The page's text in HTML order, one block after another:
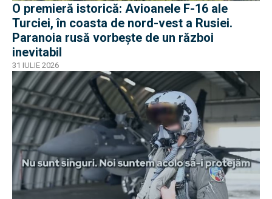
O premieră istorică: Avioanele F-16 ale
Turciei, în coasta de nord-vest a Rusiei.
Paranoia rusă vorbește de un război
inevitabil
31 IULIE 2026